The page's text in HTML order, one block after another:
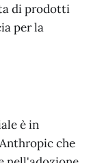
di prodotti
per la
è in
che